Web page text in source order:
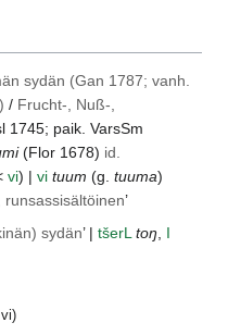
sydän (Gan 1787; vanh.
/ Frucht-, Nuß-,
1745; paik. VarsSm
(Flor 1678) id.
vi) | vi tuum (g. tuuma)
runsassisältöinen’
sydän’ | tšerL toŋ
I